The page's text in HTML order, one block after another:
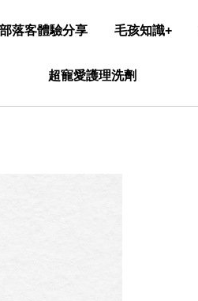
部落客體驗分享 毛孩知識+
超寵愛護理洗劑